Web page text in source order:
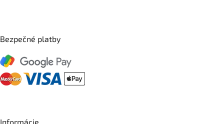
Bezpečné platby
Informácie